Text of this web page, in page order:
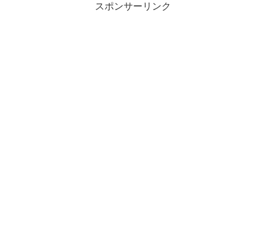
スポンサーリンク